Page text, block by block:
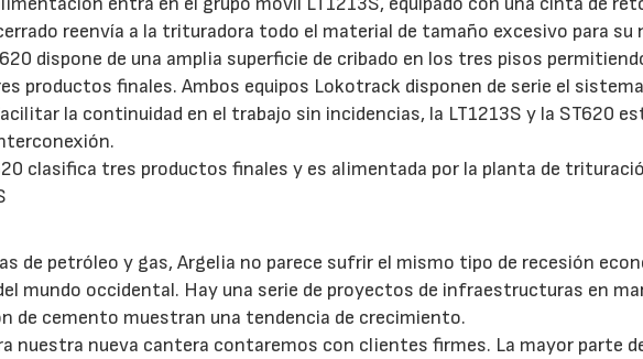
reenvía a la trituradora todo el material de tamaño excesivo para su
dispone de una amplia superficie de cribado en los tres pisos
productos finales. Ambos equipos Lokotrack disponen de serie el
la continuidad en el trabajo sin incidencias, la LT1213S y la ST620
clasifica tres productos finales y es alimentada por la planta de
de petróleo y gas, Argelia no parece sufrir el mismo tipo de recesión
mundo occidental. Hay una serie de proyectos de infraestructuras en
de cemento muestran una tendencia de crecimiento.
nuestra nueva cantera contaremos con clientes firmes. La mayor parte